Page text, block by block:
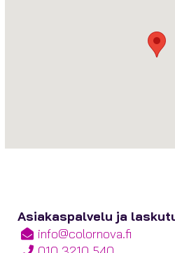
Asiakaspalvelu ja
info@colornova.fi